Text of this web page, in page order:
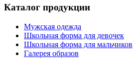
Каталог продукции
Мужская одежда
Школьная форма для девочек
Школьная форма для мальчиков
Галерея образов